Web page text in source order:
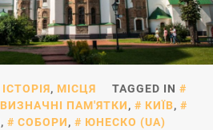
ІСТОРІЯ, МІСЦЯ
TAGGED IN
ВИЗНАЧНІ ПАМ'ЯТКИ, КИЇВ,
, СОБОРИ, ЮНЕСКО (UA)